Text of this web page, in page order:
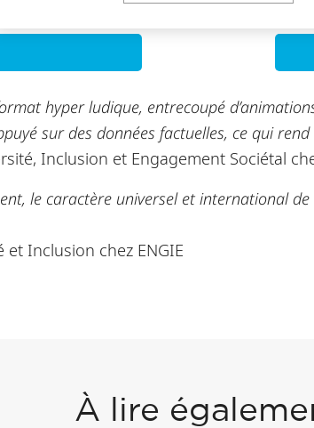
hyper ludique, entrecoupé
sur des données factuelles, ce qui
Inclusion et Engagement Sociétal
le caractère universel et international
et Inclusion chez ENGIE
À lire